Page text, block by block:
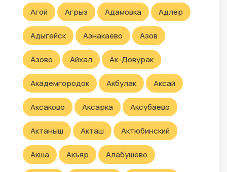
Агой Агрыз Адамовка Адлер
Адыгейск Азнакаево Азов
Азово Айхал Ак-Довурак
Академгородок Акбулак Аксай
Аксаково Аксарка Аксубаево
Актаныш Акташ Актюбинский
Акша Акъяр Алабушево